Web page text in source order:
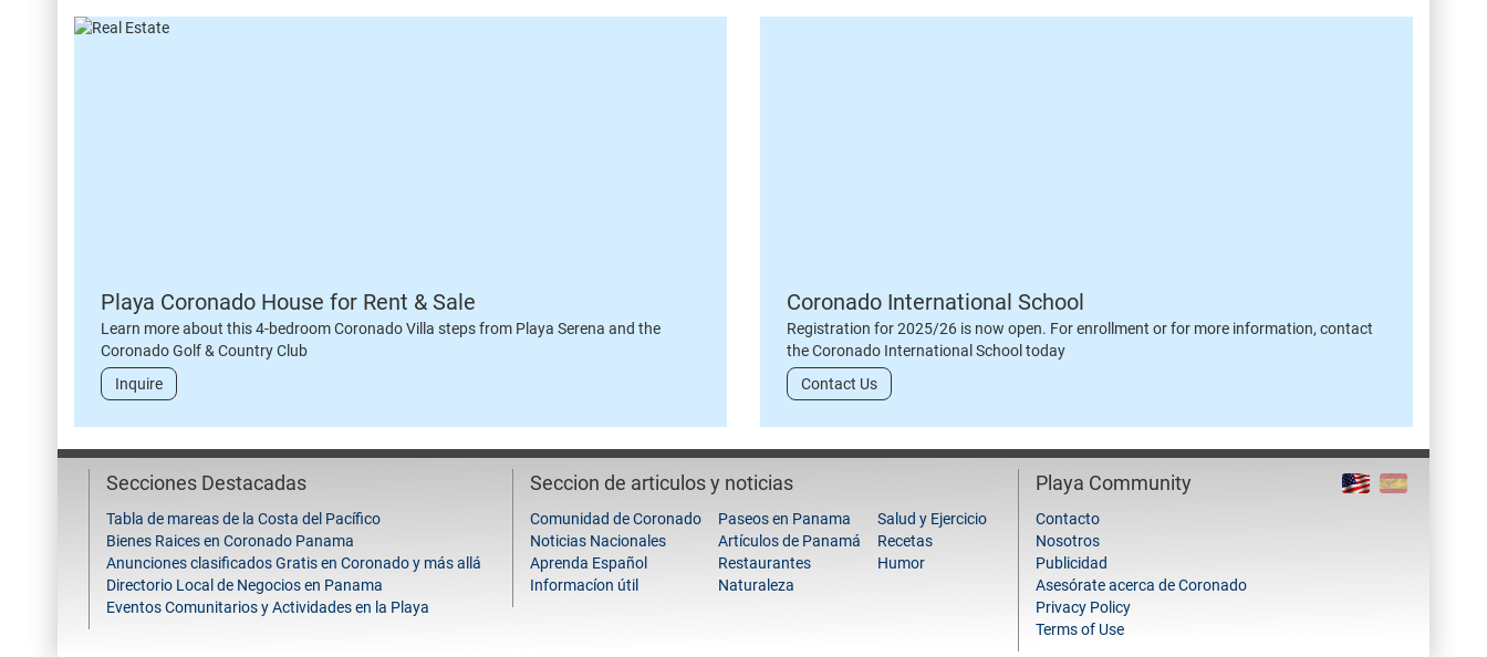
Playa Coronado House for Rent & Sale
Learn more about this 4-bedroom Coronado Villa steps from Playa Serena and the
Coronado Golf & Country Club
Inquire
Coronado International School
Registration for 2025/26 is now open. For enrollment or for more information, contact
the Coronado International School today
Contact Us
Secciones Destacadas
Tabla de mareas de la Costa del Pacífico
Bienes Raices en Coronado Panama
Anunciones clasificados Gratis en Coronado y más allá
Directorio Local de Negocios en Panama
Eventos Comunitarios y Actividades en la Playa
Seccion de articulos y noticias
Comunidad de Coronado
Noticias Nacionales
Aprenda Español
Informacíon útil
Paseos en Panama
Artículos de Panamá
Restaurantes
Naturaleza
Salud y Ejercicio
Recetas
Humor
Playa Community
Contacto
Nosotros
Publicidad
Asesórate acerca de Coronado
Privacy Policy
Terms of Use